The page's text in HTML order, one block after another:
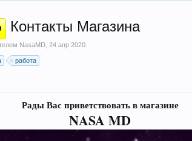
Контакты Магазина
NasaMD ,24 апр 2020
работа
Рады Вас приветствовать в магазине
NASA MD